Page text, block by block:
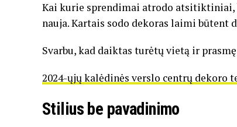
Kai kurie sprendimai atrodo
nauja. Kartais sodo dekoras laimi būtent
Svarbu, kad daiktas turėtų vietą ir
2024-ųjų kalėdinės verslo centrų dekoro
Stilius be pavadinimo